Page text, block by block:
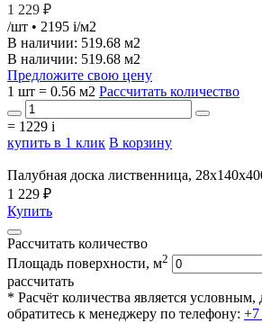
1 229 ₽
/шт • 2195 i/м2
В наличии: 519.68 м2
В наличии: 519.68 м2
Предложите свою цену
1 шт = 0.56 м2 Рассчитать количество
= 1229 i
купить в 1 клик В корзину
Палубная доска лиственница,
1 229 ₽
Купить
Рассчитать количество
Площадь поверхности, м2
рассчитать
* Расчёт количества является условным,
обратитесь к менеджеру по телефону: +7